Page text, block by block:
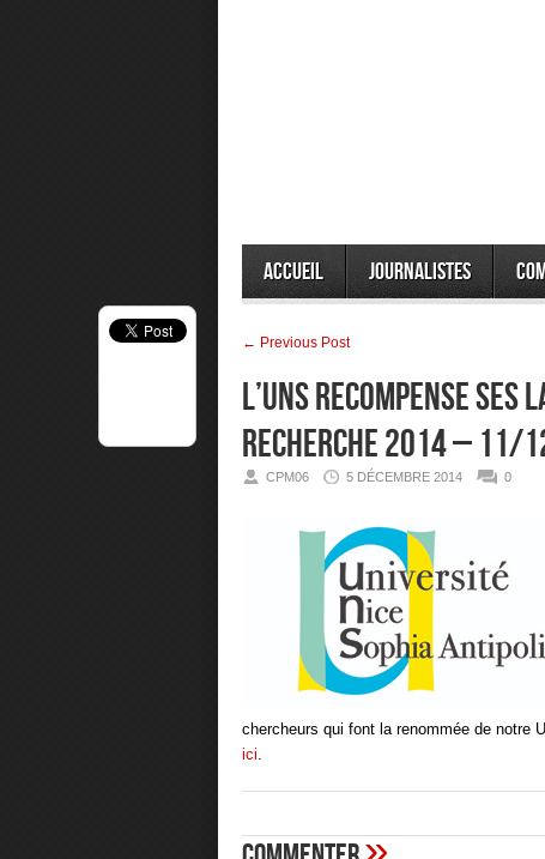
Accueil Journalistes
← Previous Post
L’UNS RECOMPENSE SES
RECHERCHE 2014 – 11/
CPM06 5 DÉCEMBRE 2014 0
chercheurs qui font la renommée de notre
ici.